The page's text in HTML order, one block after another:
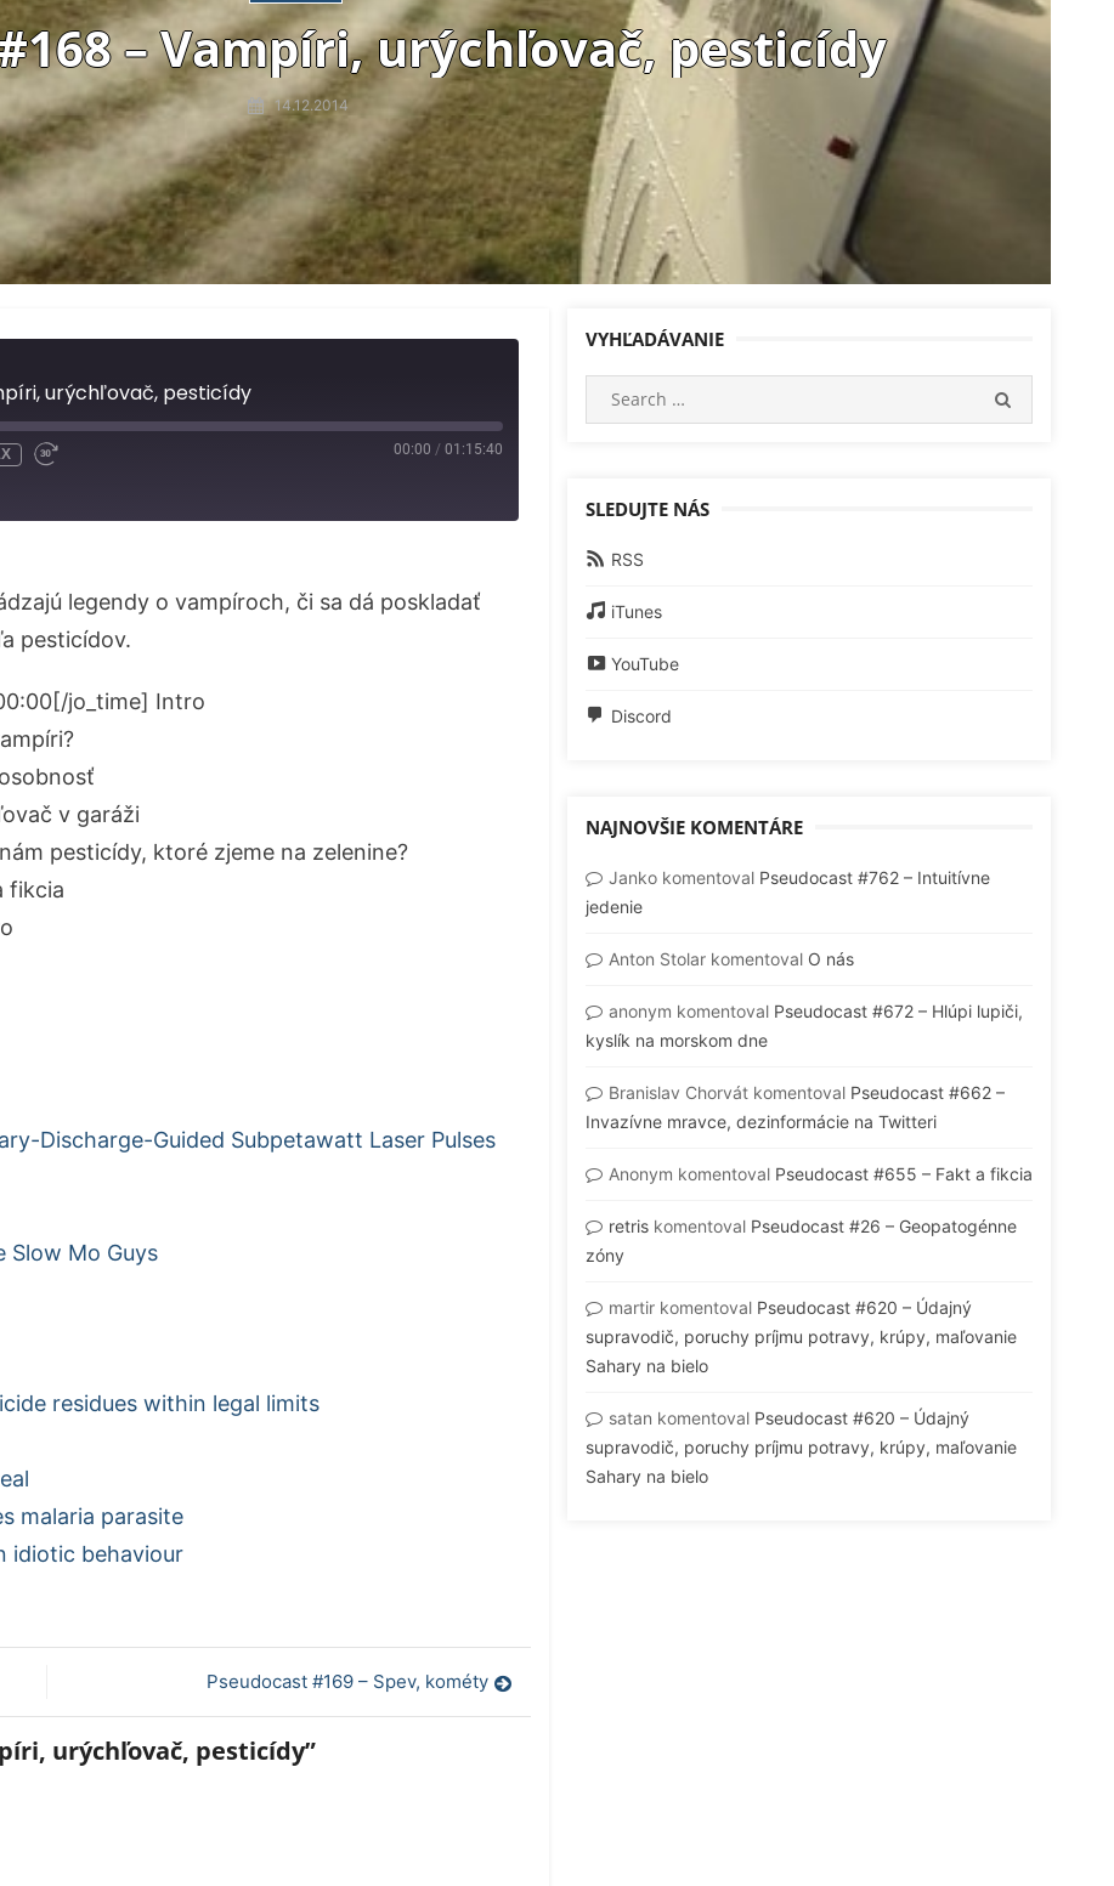
– Vampíri, urýchľovač, pesticídy
14.12.2014
urýchľovač, pesticídy
00:00 / 01:15:40
legendy o vampíroch, či sa dá poskladať
pesticídov.
jo_time] Intro
v garáži
pesticídy, ktoré zjeme na zelenine?
fikcia
Discharge-Guided Subpetawatt Laser Pulses
Slow Mo Guys
residues within legal limits
malaria parasite
idiotic behaviour
Pseudocast #169 – Spev, kométy
urýchľovač, pesticídy”
VYHĽADÁVANIE
SLEDUJTE NÁS
RSS
iTunes
YouTube
Discord
NAJNOVŠIE KOMENTÁRE
Jankokomentoval Pseudocast #762 – Intuitívne
jedenie
Anton Stolarkomentoval O nás
anonym komentoval Pseudocast #672 – Hlúpi lupiči,
kyslík na morskom dne
Branislav Chorvátkomentoval Pseudocast #662 –
Invazívne mravce, dezinformácie na Twitteri
Anonym komentoval Pseudocast #655 – Fakt a fikcia
retriskomentoval Pseudocast #26 – Geopatogénne
zóny
martirkomentoval Pseudocast #620 – Údajný
supravodič, poruchy príjmu potravy, krúpy, maľovanie
Sahary na bielo
satan komentoval Pseudocast #620 – Údajný
supravodič, poruchy príjmu potravy, krúpy, maľovanie
Sahary na bielo